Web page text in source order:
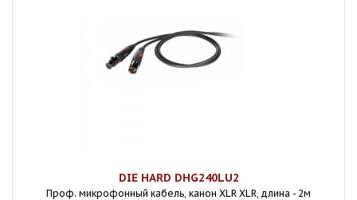
DIE HARD DHG240LU2
Проф. микрофонный кабель, канон XLR XLR, длина - 2м